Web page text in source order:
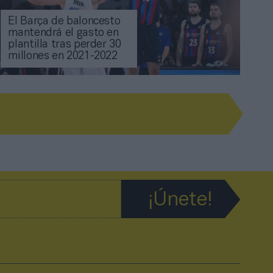
El Barça de baloncesto
mantendrá el gasto en
plantilla tras perder 30
millones en 2021-2022